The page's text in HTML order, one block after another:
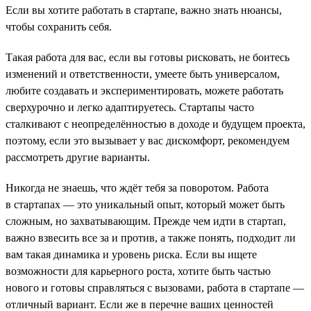
Если вы хотите работать в стартапе, важно знать нюансы,
чтобы сохранить себя.
Такая работа для вас, если вы готовы рисковать, не боитесь
изменений и ответственности, умеете быть универсалом,
любите создавать и экспериментировать, можете работать
сверхурочно и легко адаптируетесь. Стартапы часто
сталкивают с неопределённостью в доходе и будущем проекта,
поэтому, если это вызывает у вас дискомфорт, рекомендуем
рассмотреть другие варианты.
Никогда не знаешь, что ждёт тебя за поворотом. Работа
в стартапах — это уникальный опыт, который может быть
сложным, но захватывающим. Прежде чем идти в стартап,
важно взвесить все за и против, а также понять, подходит ли
вам такая динамика и уровень риска. Если вы ищете
возможности для карьерного роста, хотите быть частью
нового и готовы справляться с вызовами, работа в стартапе —
отличный вариант. Если же в перечне ваших ценностей